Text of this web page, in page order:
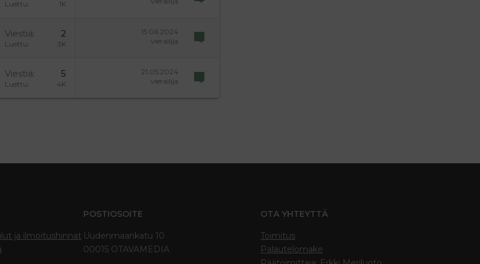
Luettu 1K
Viestiä 2
Luettu 3K
15.06.2024
vierailija
Viestiä 5
Luettu 4K
21.05.2024
vierailija
ja ilmoitushinnat
POSTIOSOITE
Uudenmaankatu 10
00015 OTAVAMEDIA
OTA YHTEYTTÄ
Toimitus
Palautelomake